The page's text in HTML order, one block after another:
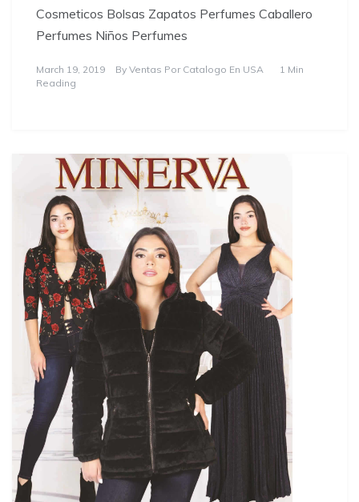
Cosmeticos Bolsas Zapatos Perfumes Caballero
Perfumes Niños Perfumes
March 19, 2019 By Ventas Por Catalogo En USA
1 Min
Reading